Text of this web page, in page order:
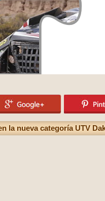
la nueva categoría UTV